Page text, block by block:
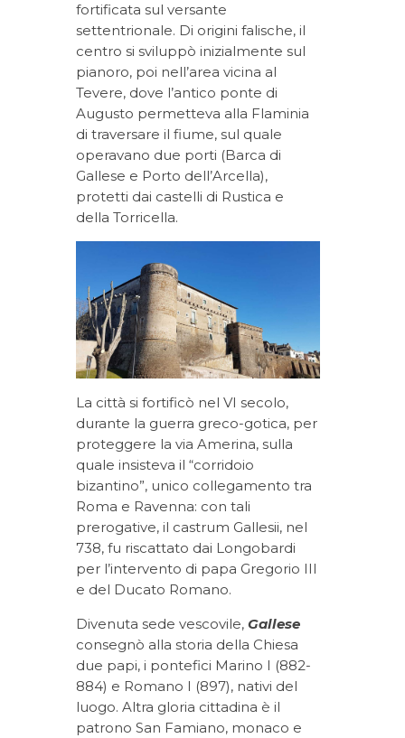
fortificata sul versante
settentrionale. Di origini falische, il
centro si sviluppò inizialmente sul
pianoro, poi nell’area vicina al
Tevere, dove l’antico ponte di
Augusto permetteva alla Flaminia
di traversare il fiume, sul quale
operavano due porti (Barca di
Gallese e Porto dell’Arcella),
protetti dai castelli di Rustica e
della Torricella.
La città si fortificò nel VI secolo,
durante la guerra greco-gotica, per
proteggere la via Amerina, sulla
quale insisteva il “corridoio
bizantino”, unico collegamento tra
Roma e Ravenna: con tali
prerogative, il castrum Gallesii, nel
738, fu riscattato dai Longobardi
per l’intervento di papa Gregorio III
e del Ducato Romano.
Divenuta sede vescovile, Gallese
consegnò alla storia della Chiesa
due papi, i pontefici Marino I (882-
884) e Romano I (897), nativi del
luogo. Altra gloria cittadina è il
patrono San Famiano, monaco e